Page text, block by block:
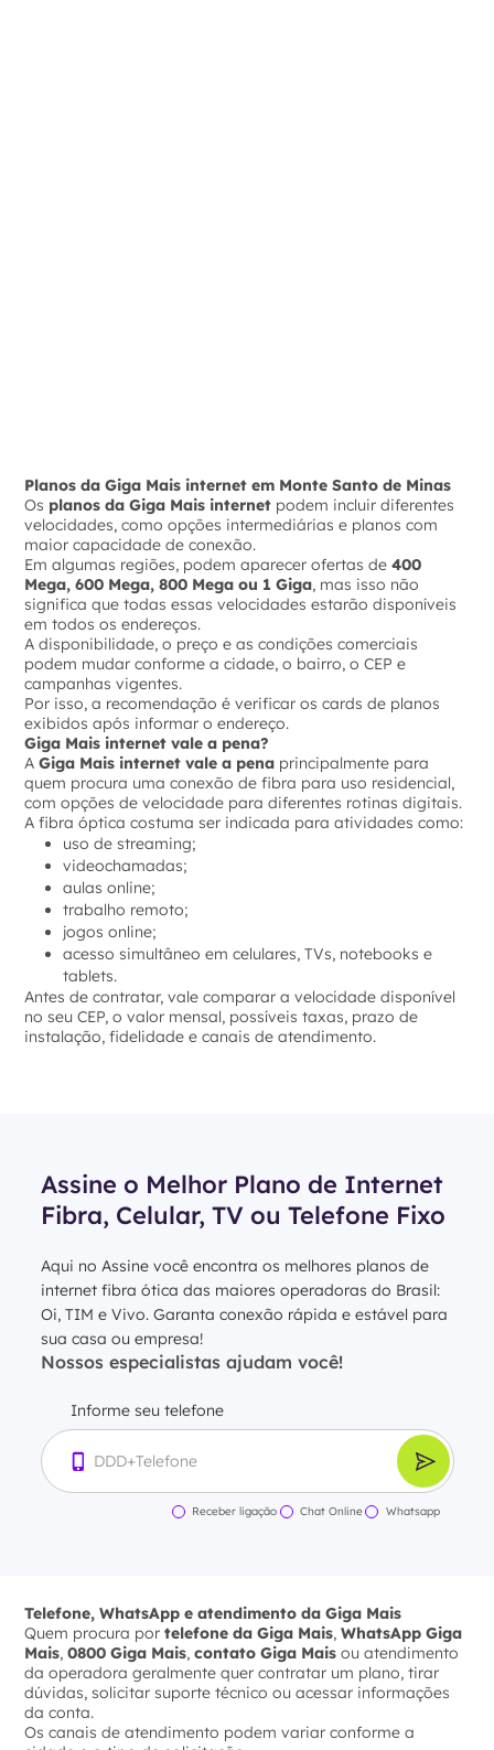
Planos da Giga Mais internet em Monte Santo de Minas
Os planos da Giga Mais internet podem incluir diferentes
velocidades, como opções intermediárias e planos com
maior capacidade de conexão.
Em algumas regiões, podem aparecer ofertas de400
Mega, 600 Mega, 800 Mega ou 1 Giga, mas isso não
significa que todas essas velocidades estarão disponíveis
em todos os endereços.
A disponibilidade, o preço e as condições comerciais
podem mudar conforme a cidade, o bairro, o CEP e
campanhas vigentes.
Por isso, a recomendação é verificar os cards de planos
exibidos após informar o endereço.
Giga Mais internet vale a pena?
AGiga Mais internet vale a pena principalmente para
quem procura uma conexão de fibra para uso residencial,
com opções de velocidade para diferentes rotinas digitais.
A fibra óptica costuma ser indicada para atividades como:
uso de streaming;
videochamadas;
aulas online;
trabalho remoto;
jogos online;
acesso simultâneo em celulares, TVs, notebooks e
tablets.
Antes de contratar, vale comparar a velocidade disponível
no seu CEP, o valor mensal, possíveis taxas, prazo de
instalação, fidelidade e canais de atendimento.
Assine o Melhor Plano de Internet
Fibra, Celular, TV ou Telefone Fixo
Aqui no Assine você encontra os melhores planos de
internet fibra ótica das maiores operadoras do Brasil:
Oi, TIM e Vivo. Garanta conexão rápida e estável para
sua casa ou empresa!
Nossos especialistas ajudam você!
Informe seu telefone
Receber ligação Chat Online Whatsapp
Telefone, WhatsApp e atendimento da Giga Mais
Quem procura portelefone da Giga Mais,WhatsApp Giga
Mais,0800 Giga Mais,contato Giga Mais ou atendimento
da operadora geralmente quer contratar um plano, tirar
dúvidas, solicitar suporte técnico ou acessar informações
da conta.
Os canais de atendimento podem variar conforme a